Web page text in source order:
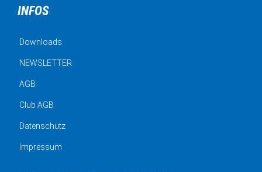
INFOS
Downloads
NEWSLETTER
AGB
Club AGB
Datenschutz
Impressum